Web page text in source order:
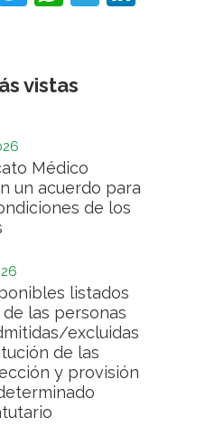
vistas
Médico
un acuerdo para
de los
listados
las personas
excluidas
de las
y provisión